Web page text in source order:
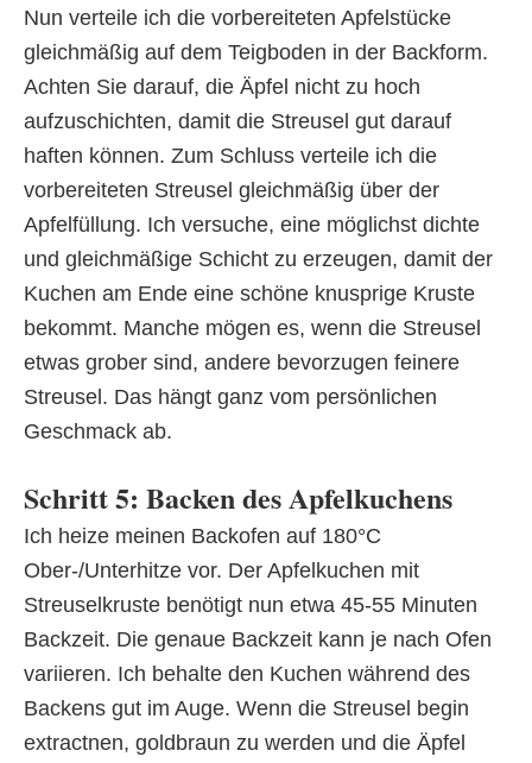
Nun verteile ich die vorbereiteten Apfelstücke
gleichmäßig auf dem Teigboden in der Backform.
Achten Sie darauf, die Äpfel nicht zu hoch
aufzuschichten, damit die Streusel gut darauf
haften können. Zum Schluss verteile ich die
vorbereiteten Streusel gleichmäßig über der
Apfelfüllung. Ich versuche, eine möglichst dichte
und gleichmäßige Schicht zu erzeugen, damit der
Kuchen am Ende eine schöne knusprige Kruste
bekommt. Manche mögen es, wenn die Streusel
etwas grober sind, andere bevorzugen feinere
Streusel. Das hängt ganz vom persönlichen
Geschmack ab.
Schritt 5: Backen des Apfelkuchens
Ich heize meinen Backofen auf 180°C
Ober-/Unterhitze vor. Der Apfelkuchen mit
Streuselkruste benötigt nun etwa 45-55 Minuten
Backzeit. Die genaue Backzeit kann je nach Ofen
variieren. Ich behalte den Kuchen während des
Backens gut im Auge. Wenn die Streusel begin
extractnen, goldbraun zu werden und die Äpfel